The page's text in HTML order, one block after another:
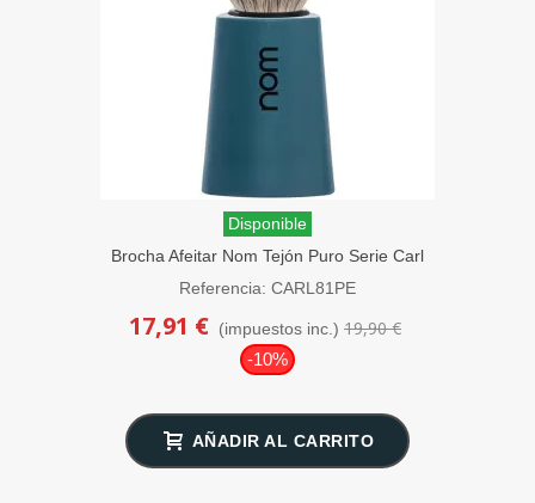
Disponible
Brocha Afeitar Nom Tejón Puro Serie Carl
Mango Azul Petrol
Referencia: CARL81PE
17,91 € (impuestos inc.) 19,90 €
-10%
AÑADIR AL CARRITO